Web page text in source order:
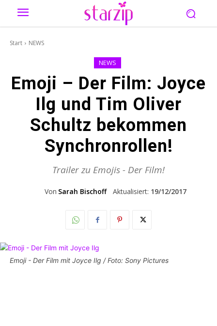
Start NEWS
NEWS
Emoji – Der Film: Joyce
Ilg und Tim Oliver
Schultz bekommen
Synchronrollen!
Trailer zu Emojis - Der Film!
Von Sarah Bischoff Aktualisiert: 19/12/2017
Emoji - Der Film mit Joyce Ilg / Foto: Sony Pictures